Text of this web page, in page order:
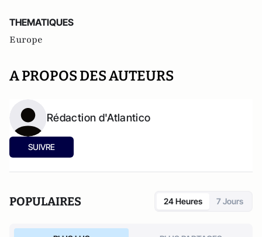
THEMATIQUES
Europe
A PROPOS DES AUTEURS
Rédaction d'Atlantico
SUIVRE
POPULAIRES 24 Heures 7 Jours